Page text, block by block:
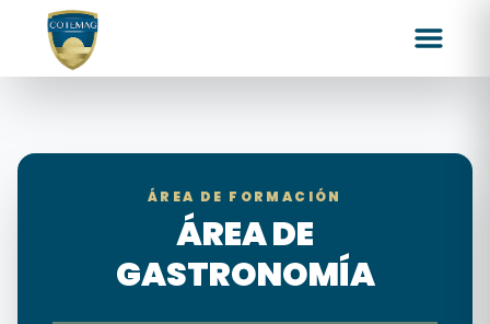
ÁREA DE FORMACIÓN
ÁREA DE
GASTRONOMÍA